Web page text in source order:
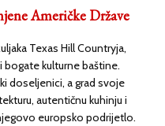
Američke Države
Texas Hill Countryja,
kulturne baštine.
doseljenici, a grad svoje
autentičnu kuhinju i
europsko podrijetlo.